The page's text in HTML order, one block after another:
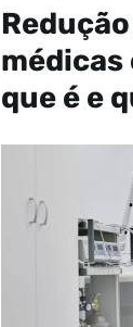
médicas
que é e